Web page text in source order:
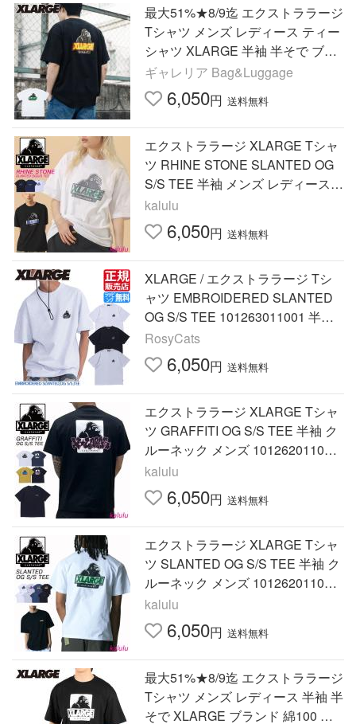
最大51%★8/9迄 エクストララージ
Tシャツ メンズ レディース ティー
シャツ XLARGE 半袖 半そで ブラ
ンド 夏 春夏 おしゃれ かっこいい
ロゴ 101262011039
ギャレリア Bag&Luggage
6,050円 送料無料
エクストララージ XLARGE Tシャ
ツ RHINE STONE SLANTED OG
S/S TEE 半袖 メンズ レディース
ブランド 101252011054 爆買
kalulu
6,050円 送料無料
XLARGE / エクストララージ Tシ
ャツ EMBROIDERED SLANTED
OG S/S TEE 101263011001 半袖
無地 ワンポイント 刺繍 ストリー
トブランド ペアルック ミラールッ
ク
RosyCats
6,050円 送料無料
エクストララージ XLARGE Tシャ
ツ GRAFFITI OG S/S TEE 半袖 ク
ルーネック メンズ 101262011046
爆買
kalulu
6,050円 送料無料
エクストララージ XLARGE Tシャ
ツ SLANTED OG S/S TEE 半袖 ク
ルーネック メンズ 101262011039
爆買
kalulu
6,050円 送料無料
最大51%★8/9迄 エクストララージ
Tシャツ メンズ レディース 半袖 半
そで XLARGE ブランド 綿100 コ